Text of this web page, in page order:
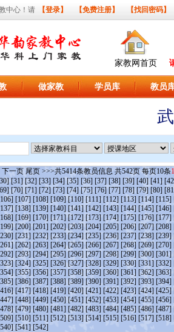
中心！请 【登录】 【免费注册】 【找回密码】
家教网首页
做家教 学员库 教员
下一页 尾页 >>>共5414条教员信息 共542页 每页10条1
[31] [32] [33] [34] [35] [36] [37] [38] [39] [40] [41]
[70] [71] [72] [73] [74] [75] [76] [77] [78] [79] [80]
[107] [108] [109] [110] [111] [112] [113] [114] [115]
[138] [139] [140] [141] [142] [143] [144] [145] [146]
[169] [170] [171] [172] [173] [174] [175] [176] [177]
[200] [201] [202] [203] [204] [205] [206] [207] [208]
[231] [232] [233] [234] [235] [236] [237] [238] [239]
[262] [263] [264] [265] [266] [267] [268] [269] [270]
[293] [294] [295] [296] [297] [298] [299] [300] [301]
[324] [325] [326] [327] [328] [329] [330] [331] [332]
[355] [356] [357] [358] [359] [360] [361] [362] [363]
[386] [387] [388] [389] [390] [391] [392] [393] [394]
[417] [418] [419] [420] [421] [422] [423] [424] [425]
[448] [449] [450] [451] [452] [453] [454] [455] [456]
[479] [480] [481] [482] [483] [484] [485] [486] [487]
[510] [511] [512] [513] [514] [515] [516] [517] [518]
[541] [542]